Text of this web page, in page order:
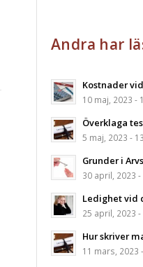
Andra har
Kostnader
10 maj, 2023 -
Överklaga
5 maj, 2023 -
Grunder i
30 april, 2023 -
Ledighet vid
25 april, 2023 -
Hur skriver
11 mars, 2023